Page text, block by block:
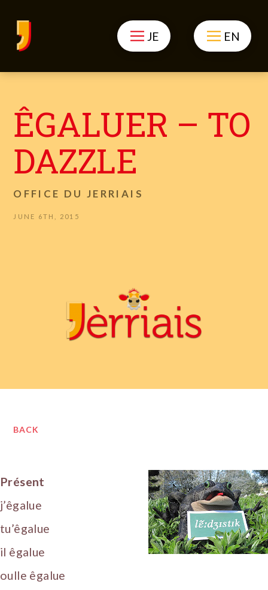
JE EN
ÊGALUER – TO
DAZZLE
OFFICE DU JERRIAIS
JUNE 6TH, 2015
BACK
Présent
j’êgalue
tu’êgalue
il êgalue
oulle êgalue